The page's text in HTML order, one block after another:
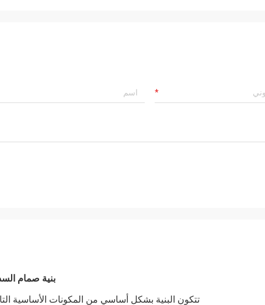
بنية صمام
تتكون البنية بشكل أساسي من المكونات الأساسية